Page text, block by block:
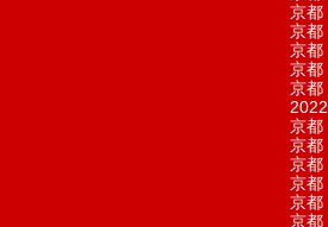
京
京
京
京
京
京
京
京
京
京
京